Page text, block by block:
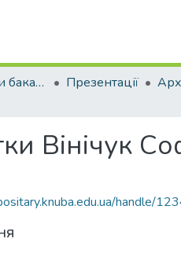
Атестаційні роботи бакалаврів Презентації
Вінічук
handle/